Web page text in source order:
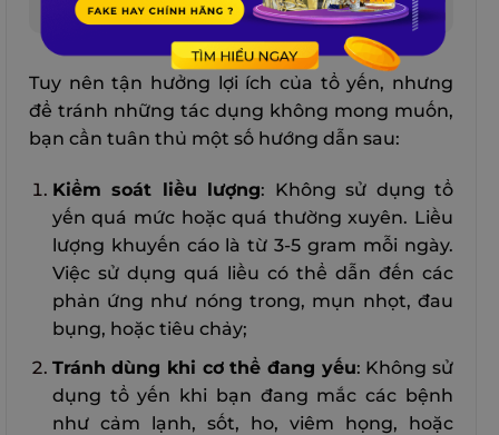
cho sức khỏe
Tuy nên tận hưởng lợi ích của tổ yến, nhưng
để tránh những tác dụng không mong muốn,
bạn cần tuân thủ một số hướng dẫn sau:
Kiểm soát liều lượng: Không sử dụng tổ
yến quá mức hoặc quá thường xuyên. Liều
lượng khuyến cáo là từ 3-5 gram mỗi ngày.
Việc sử dụng quá liều có thể dẫn đến các
phản ứng như nóng trong, mụn nhọt, đau
bụng, hoặc tiêu chảy;
Tránh dùng khi cơ thể đang yếu: Không sử
dụng tổ yến khi bạn đang mắc các bệnh
như cảm lạnh, sốt, ho, viêm họng, hoặc